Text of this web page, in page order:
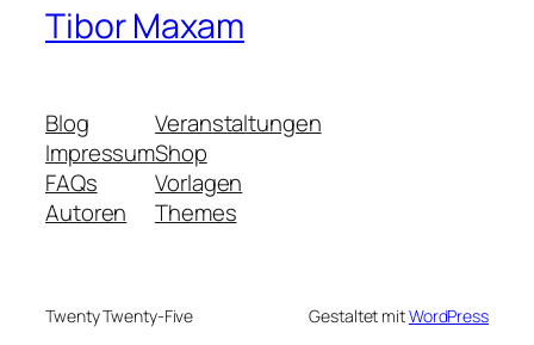
Tibor Maxam
Blog
Impressum
FAQs
Autoren
Veranstaltungen
Shop
Vorlagen
Themes
Twenty Twenty-Five Gestaltet mitWordPress